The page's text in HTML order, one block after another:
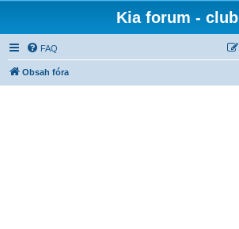
Kia forum - club
FAQ
Obsah fóra